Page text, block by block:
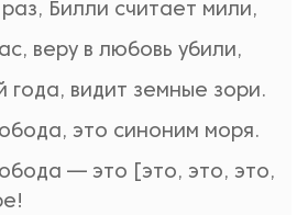
Билли считает мили,
веру в любовь убили,
года, видит земные зори.
это синоним моря.
— это [это, это, это,